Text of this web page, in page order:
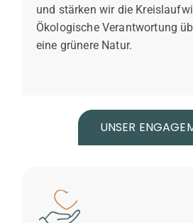
und stärken wir die
Ökologische Verantwortung
eine grünere Natur.
UNSER